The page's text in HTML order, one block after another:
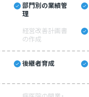
部門別の業績管
理
経営改善計画書
の作成
後継者育成